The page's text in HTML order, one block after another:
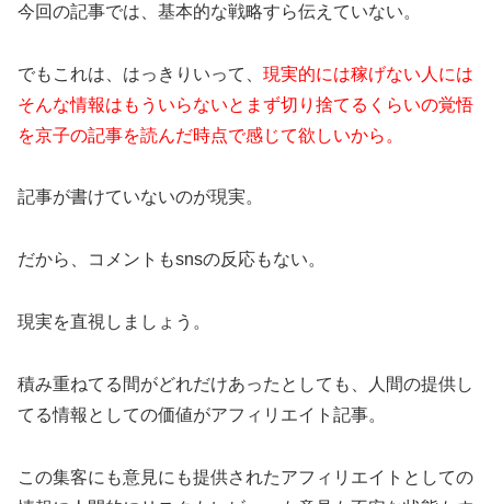
今回の記事では、基本的な戦略すら伝えていない。
でもこれは、はっきりいって、 現実的には稼げない人には
そんな情報はもういらないとまず切り捨てるくらいの覚悟
を京子の記事を読んだ時点で感じて欲しいから。
記事が書けていないのが現実。
だから、コメントもsnsの反応もない。
現実を直視しましょう。
積み重ねてる間がどれだけあったとしても、人間の提供し
てる情報としての価値がアフィリエイト記事。
この集客にも意見にも提供されたアフィリエイトとしての